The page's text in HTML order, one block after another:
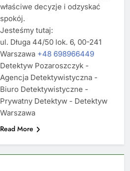
właściwe decyzje i odzyskać
spokój.
Jesteśmy tutaj:
ul. Długa 44/50 lok. 6, 00-241
Warszawa +48 698966449
Detektyw Pozaroszczyk -
Agencja Detektywistyczna -
Biuro Detektywistyczne -
Prywatny Detektyw - Detektyw
Warszawa
Read More